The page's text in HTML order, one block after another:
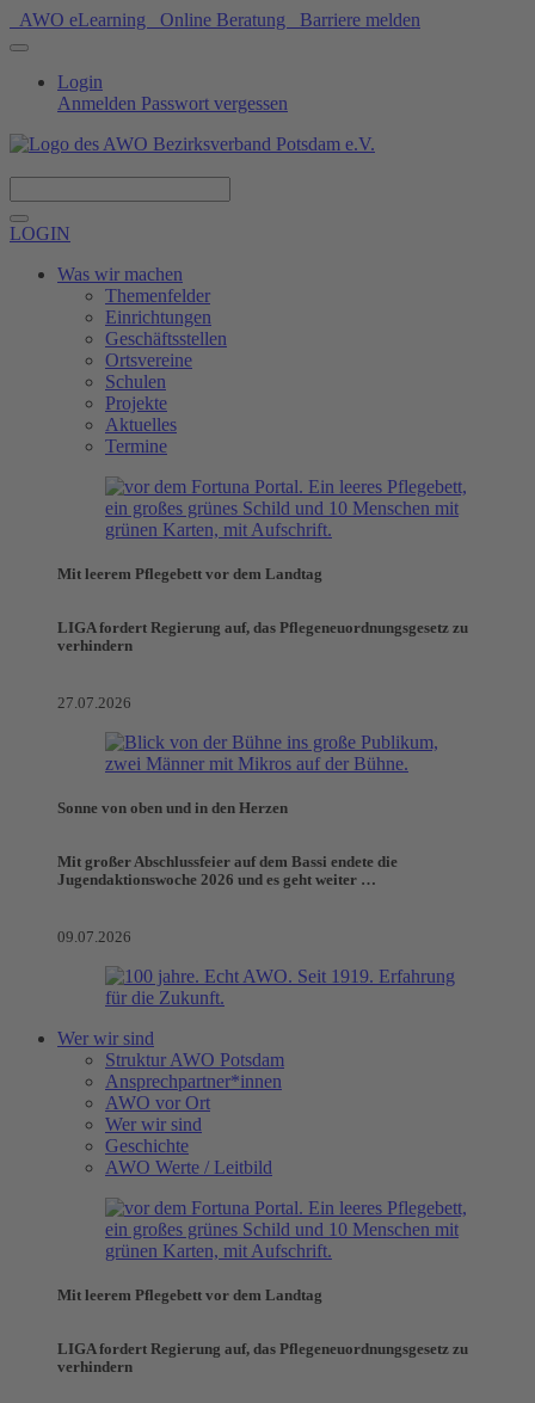
AWO eLearning Online Beratung Barriere melden
Login
Anmelden Passwort vergessen
LOGIN
Was wir machen
Themenfelder
Einrichtungen
Geschäftsstellen
Ortsvereine
Schulen
Projekte
Aktuelles
Termine
Mit leerem Pflegebett vor dem Landtag
LIGA fordert Regierung auf, das Pflegeneuordnungsgesetz zu
verhindern
27.07.2026
Sonne von oben und in den Herzen
Mit großer Abschlussfeier auf dem Bassi endete die
Jugendaktionswoche 2026 und es geht weiter …
09.07.2026
Wer wir sind
Struktur AWO Potsdam
Ansprechpartner*innen
AWO vor Ort
Wer wir sind
Geschichte
AWO Werte / Leitbild
Mit leerem Pflegebett vor dem Landtag
LIGA fordert Regierung auf, das Pflegeneuordnungsgesetz zu
verhindern